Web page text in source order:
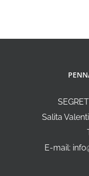
Salita
E-mail: